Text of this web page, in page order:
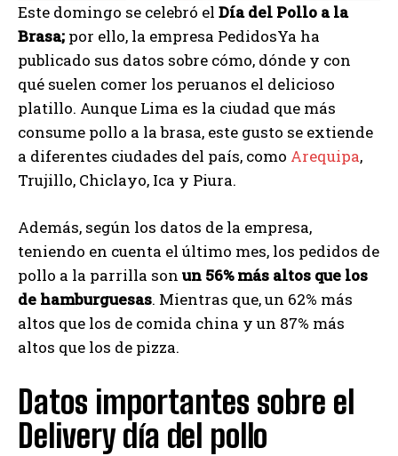
Este domingo se celebró el Día del Pollo a la
Brasa; por ello, la empresa PedidosYa ha
publicado sus datos sobre cómo, dónde y con
qué suelen comer los peruanos el delicioso
platillo. Aunque Lima es la ciudad que más
consume pollo a la brasa, este gusto se extiende
a diferentes ciudades del país, como Arequipa,
Trujillo, Chiclayo, Ica y Piura.
Además, según los datos de la empresa,
teniendo en cuenta el último mes, los pedidos de
pollo a la parrilla son un 56% más altos que los
de hamburguesas. Mientras que, un 62% más
altos que los de comida china y un 87% más
altos que los de pizza.
Datos importantes sobre el
Delivery día del pollo